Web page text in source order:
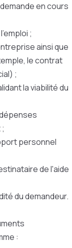
en cours
;
ainsi que
le contrat
;
la viabilité du
personnel
de l'aide
du demandeur.
: